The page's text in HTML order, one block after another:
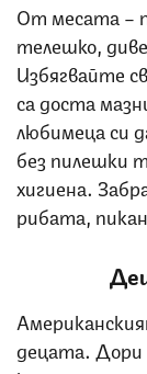
От месата –
телешко,
Избягвайте
са доста
любимеца си
без пилешки
хигиена.
рибата,
децата.